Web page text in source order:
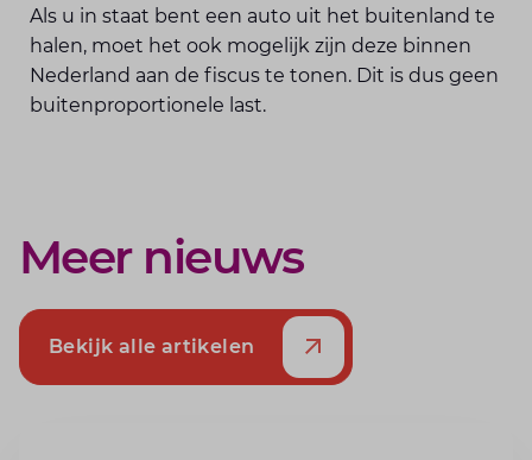
Als u in staat bent een auto uit het buitenland te
halen, moet het ook mogelijk zijn deze binnen
Nederland aan de fiscus te tonen. Dit is dus geen
buitenproportionele last.
Meer nieuws
Bekijk alle artikelen